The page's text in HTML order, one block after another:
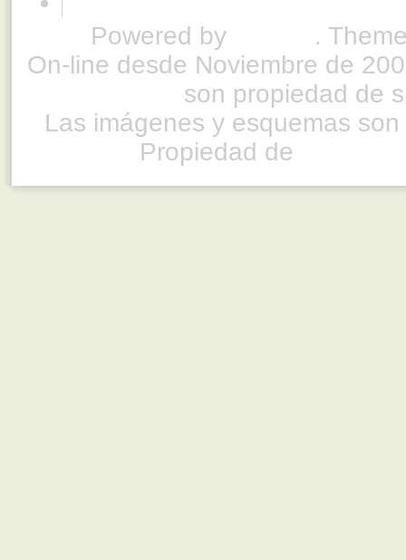
Powered by
.
On-line desde Noviembre de
son propiedad de
Las imágenes y esquemas
Propiedad de